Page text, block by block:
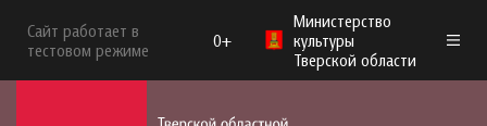
Сайт работает в
тестовом режиме
0+
Министерство
культуры
Тверской области